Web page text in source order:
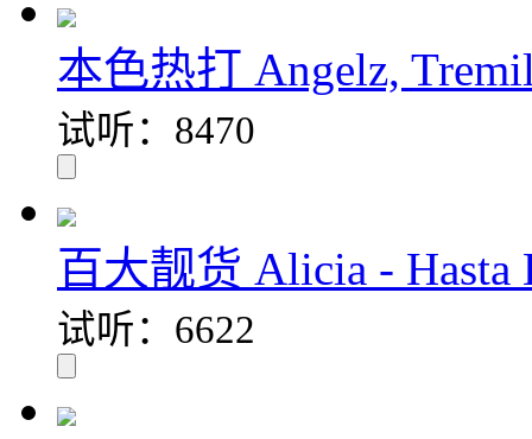
本色热打 Angelz,
试听：8470
百大靓货 Alicia - Hasta
试听：6622